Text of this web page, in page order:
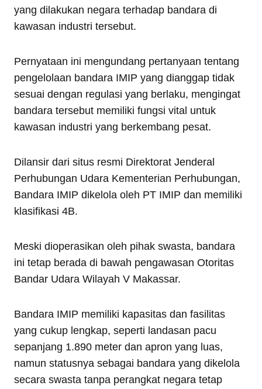
yang dilakukan negara terhadap bandara di
kawasan industri tersebut.
Pernyataan ini mengundang pertanyaan tentang
pengelolaan bandara IMIP yang dianggap tidak
sesuai dengan regulasi yang berlaku, mengingat
bandara tersebut memiliki fungsi vital untuk
kawasan industri yang berkembang pesat.
Dilansir dari situs resmi Direktorat Jenderal
Perhubungan Udara Kementerian Perhubungan,
Bandara IMIP dikelola oleh PT IMIP dan memiliki
klasifikasi 4B.
Meski dioperasikan oleh pihak swasta, bandara
ini tetap berada di bawah pengawasan Otoritas
Bandar Udara Wilayah V Makassar.
Bandara IMIP memiliki kapasitas dan fasilitas
yang cukup lengkap, seperti landasan pacu
sepanjang 1.890 meter dan apron yang luas,
namun statusnya sebagai bandara yang dikelola
secara swasta tanpa perangkat negara tetap